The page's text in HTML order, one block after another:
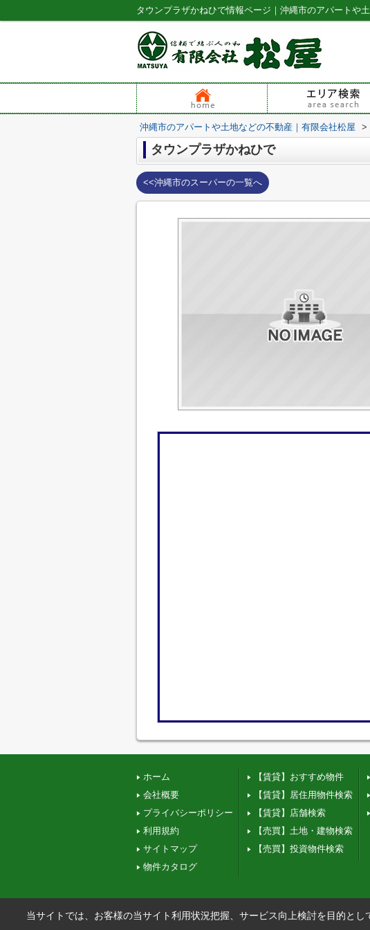
タウンプラザかねひで情報ページ｜沖縄市のアパートや
沖縄市のアパートや土地などの不動産｜有限会社松屋 >
タウンプラザかねひで
<<沖縄市のスーパーの一覧へ
ホーム
会社概要
プライバシーポリシー
利用規約
サイトマップ
物件カタログ
【賃貸】おすすめ物件
【賃貸】居住用物件検索
【賃貸】店舗検索
【売買】土地・建物検索
【売買】投資物件検索
当サイトでは、お客様の当サイト利用状況把握、サービス向上検討を目的とし